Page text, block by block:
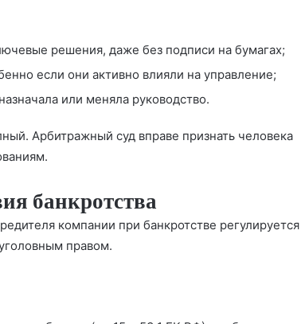
решения, даже без подписи на бумагах;
если они активно влияли на управление;
или меняла руководство.
Арбитражный суд вправе признать человека
банкротства
компании при банкротстве регулируется
правом.